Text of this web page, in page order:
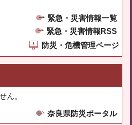
緊急・災害情報一覧
緊急・災害情報RSS
防災・危機管理ページ
ん。
奈良県防災ポータル